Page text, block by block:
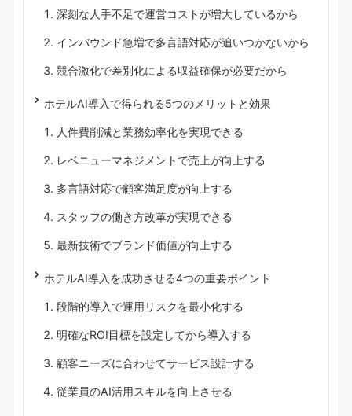
深刻な人手不足で運営コストが増大しているから
インバウンド急増で多言語対応が追いつかないから
競合激化で差別化による収益確保が必要だから
ホテルAI導入で得られる5つのメリットと効果
人件費削減と業務効率化を実現できる
レベニューマネジメントで売上が向上する
多言語対応で顧客満足度が向上する
スタッフの働き方改革が実現できる
最新技術でブランド価値が向上する
ホテルAI導入を成功させる4つの重要ポイント
段階的導入で運用リスクを最小化する
明確なROI目標を設定してから導入する
顧客ニーズに合わせてサービス設計する
従業員のAI活用スキルを向上させる